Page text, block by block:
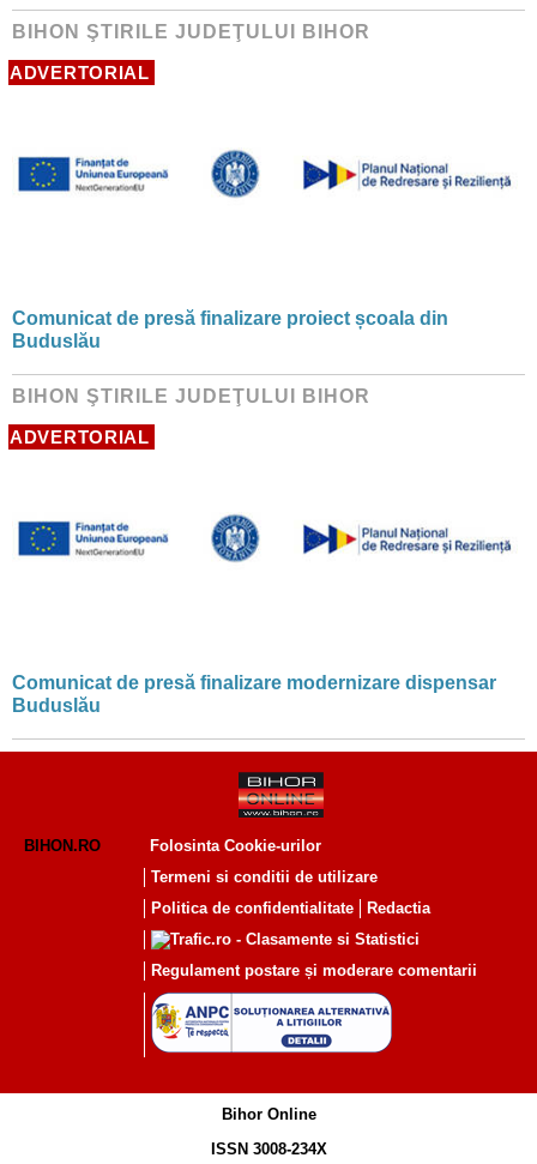
BIHON ŞTIRILE JUDEŢULUI BIHOR
ADVERTORIAL
Comunicat de presă finalizare proiect școala din
Buduslău
BIHON ŞTIRILE JUDEŢULUI BIHOR
ADVERTORIAL
Comunicat de presă finalizare modernizare dispensar
Buduslău
BIHON.RO
Folosinta Cookie-urilor
Termeni si conditii de utilizare
Politica de confidentialitate
Redactia
Regulament postare și moderare comentarii
Bihor Online
ISSN 3008-234X